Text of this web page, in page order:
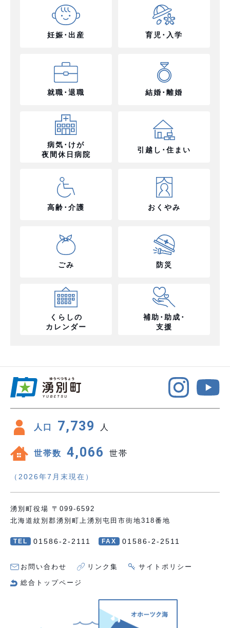
妊娠･出産 育児･入学
就職･退職 結婚･離婚
病気･けが
夜間休日病院
引越し･住まい
高齢･介護 おくやみ
ごみ 防災
くらしの
カレンダー
補助･助成･
支援
人口 7,739 人
世帯数 4,066 世帯
（2026年7月末現在）
湧別町役場 〒099-6592
北海道紋別郡湧別町上湧別屯田市街地318番地
TEL 01586-2-2111 FAX 01586-2-2511
お問い合わせ リンク集 サイトポリシー
総合トップページ